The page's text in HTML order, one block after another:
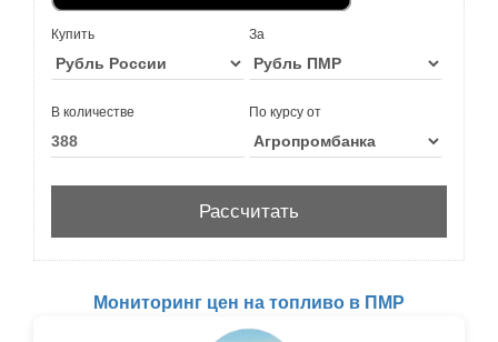
Купить За
В количестве По курсу от
Мониторинг цен на топливо в ПМР